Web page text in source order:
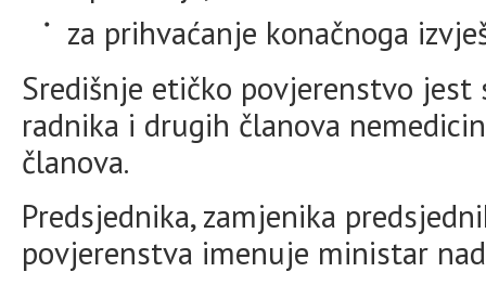
za prihvaćanje konačnoga
Središnje etičko povjerenstvo
radnika i drugih članova
članova.
Predsjednika, zamjenika
povjerenstva imenuje ministar